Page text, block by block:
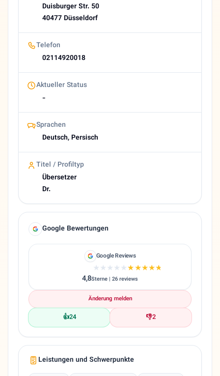
Duisburger Str. 50
40477 Düsseldorf
Telefon
02114920018
Aktueller Status
-
Sprachen
Deutsch, Persisch
Titel / Profiltyp
Übersetzer
Dr.
Google Bewertungen
Google Reviews
★★★★★★★★★★
4,8Sterne | 26 reviews
Änderung melden
👍24 👎2
Leistungen und Schwerpunkte